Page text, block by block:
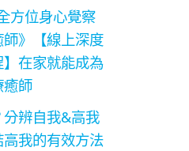
方位身心覺察
》【線上深度
在家就能成為
癒師
辨自我&高我
我的有效方法